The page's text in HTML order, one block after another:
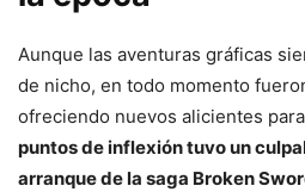
Aunque las aventuras gráficas
de nicho, en todo momento
ofreciendo nuevos alicientes
puntos de inflexión tuvo un
arranque de la saga Broken